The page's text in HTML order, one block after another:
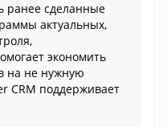
ранее сделанные
актуальных,
экономить
на не нужную
CRM поддерживает